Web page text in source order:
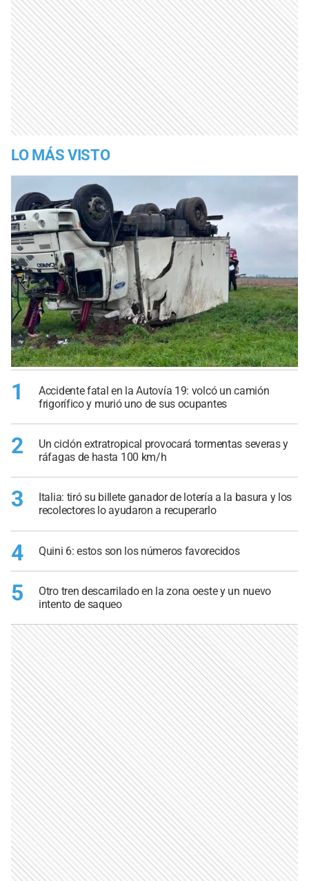
LO MÁS VISTO
1
Accidente fatal en la Autovía 19: volcó un camión
frigorífico y murió uno de sus ocupantes
2
Un ciclón extratropical provocará tormentas severas y
ráfagas de hasta 100 km/h
3
Italia: tiró su billete ganador de lotería a la basura y los
recolectores lo ayudaron a recuperarlo
4 Quini 6: estos son los números favorecidos
5
Otro tren descarrilado en la zona oeste y un nuevo
intento de saqueo